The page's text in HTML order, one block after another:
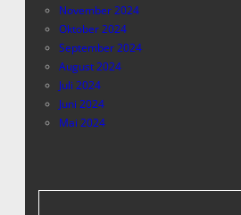
November 2024
Oktober 2024
September 2024
August 2024
Juli 2024
Juni 2024
Mai 2024